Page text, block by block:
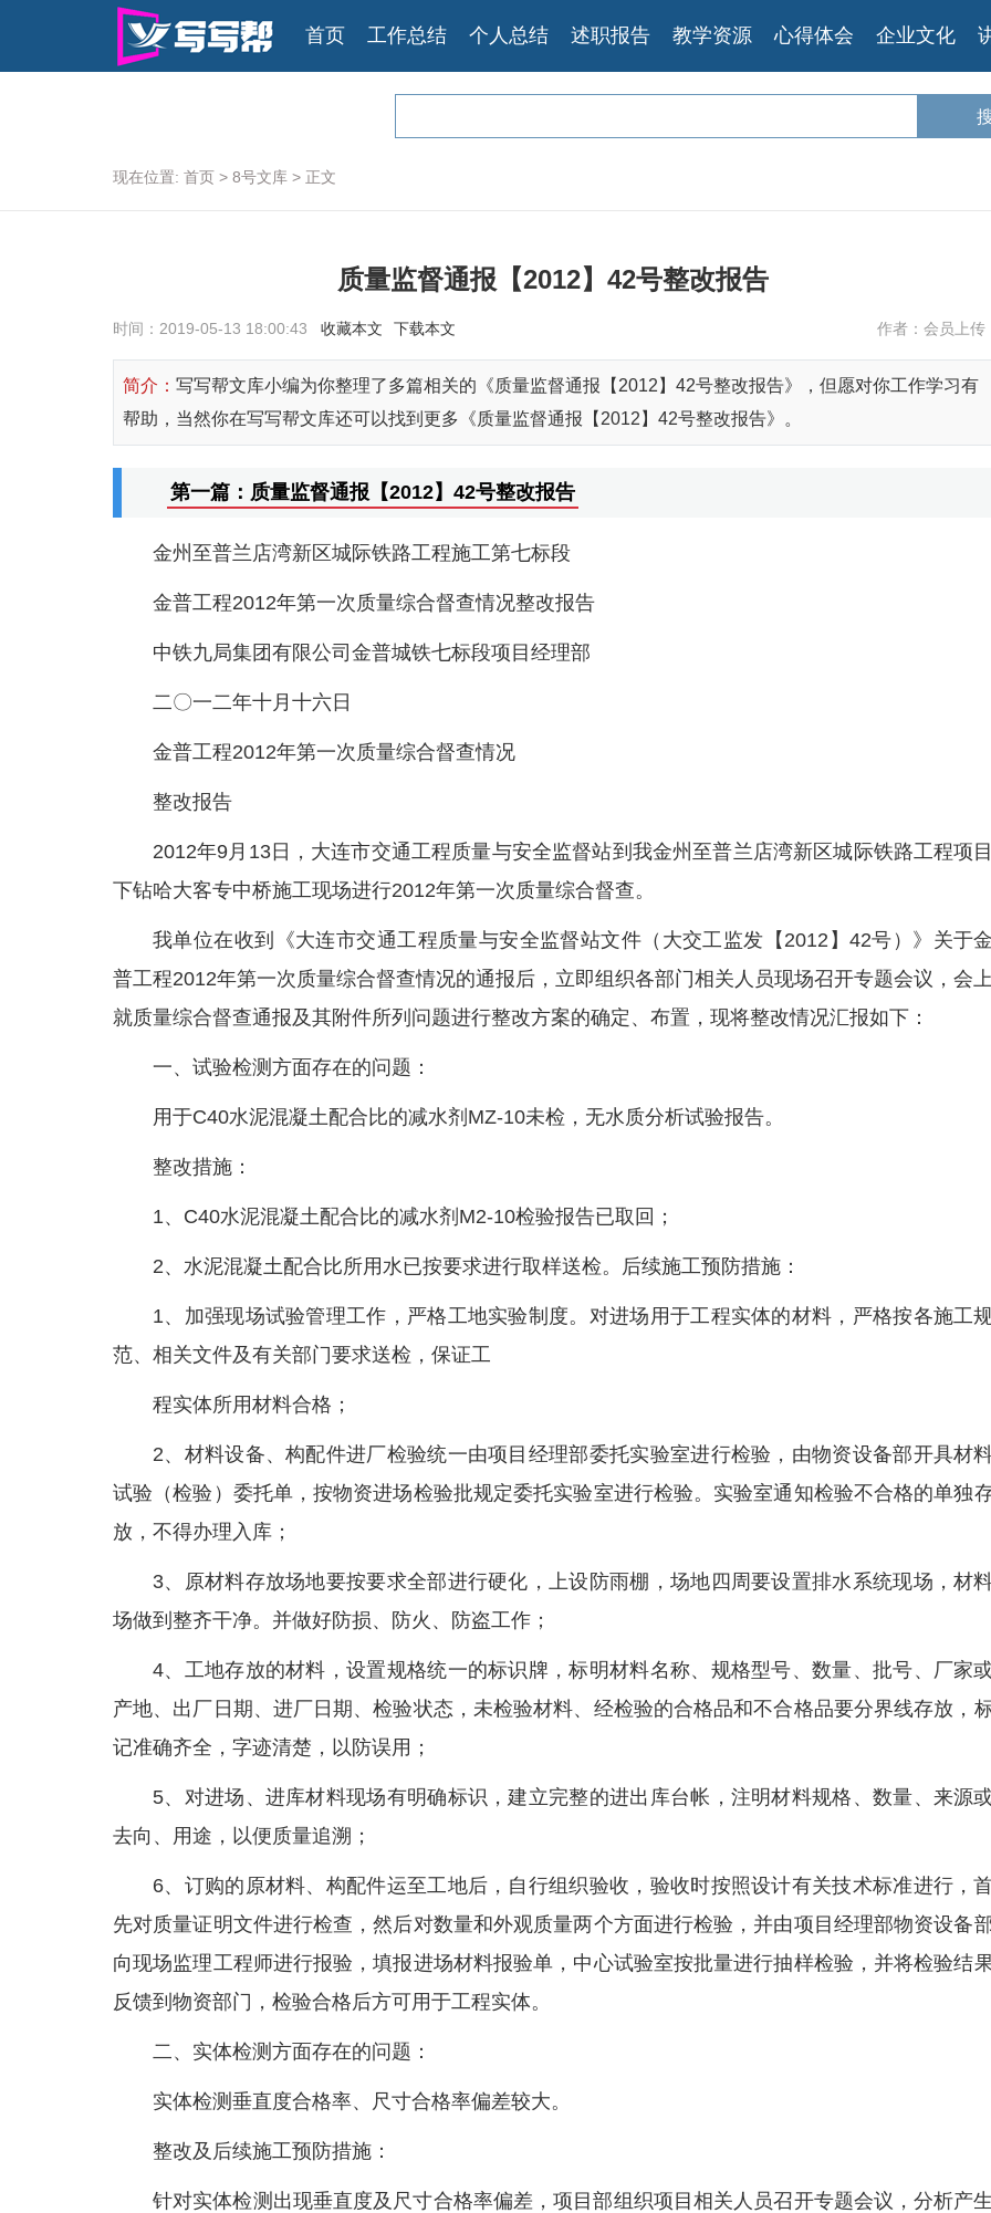
首页 工作总结 个人总结 述职报告 教学资源 心得体会 企业文化
现在位置: 首页 > 8号文库 > 正文
质量监督通报【2012】42号整改报告
时间：2019-05-13 18:00:43 收藏本文 下载本文 作者：会员上传
简介： 写写帮文库小编为你整理了多篇相关的《质量监督通报【2012】42号整改报告》，但愿对你工作学习有
帮助，当然你在写写帮文库还可以找到更多《质量监督通报【2012】42号整改报告》。
第一篇：质量监督通报【2012】42号整改报告
金州至普兰店湾新区城际铁路工程施工第七标段
金普工程2012年第一次质量综合督查情况整改报告
中铁九局集团有限公司金普城铁七标段项目经理部
二〇一二年十月十六日
金普工程2012年第一次质量综合督查情况
整改报告
2012年9月13日，大连市交通工程质量与安全监督站到我金州至普兰店湾新区城际铁路工程项目
下钻哈大客专中桥施工现场进行2012年第一次质量综合督查。
我单位在收到《大连市交通工程质量与安全监督站文件（大交工监发【2012】42号）》关于金
普工程2012年第一次质量综合督查情况的通报后，立即组织各部门相关人员现场召开专题会议，会上
就质量综合督查通报及其附件所列问题进行整改方案的确定、布置，现将整改情况汇报如下：
一、试验检测方面存在的问题：
用于C40水泥混凝土配合比的减水剂MZ-10未检，无水质分析试验报告。
整改措施：
1、C40水泥混凝土配合比的减水剂M2-10检验报告已取回；
2、水泥混凝土配合比所用水已按要求进行取样送检。后续施工预防措施：
1、加强现场试验管理工作，严格工地实验制度。对进场用于工程实体的材料，严格按各施工
范、相关文件及有关部门要求送检，保证工
程实体所用材料合格；
2、材料设备、构配件进厂检验统一由项目经理部委托实验室进行检验，由物资设备部开具材
试验（检验）委托单，按物资进场检验批规定委托实验室进行检验。实验室通知检验不合格的单独
放，不得办理入库；
3、原材料存放场地要按要求全部进行硬化，上设防雨棚，场地四周要设置排水系统现场，材
场做到整齐干净。并做好防损、防火、防盗工作；
4、工地存放的材料，设置规格统一的标识牌，标明材料名称、规格型号、数量、批号、厂家
产地、出厂日期、进厂日期、检验状态，未检验材料、经检验的合格品和不合格品要分界线存放，
记准确齐全，字迹清楚，以防误用；
5、对进场、进库材料现场有明确标识，建立完整的进出库台帐，注明材料规格、数量、来源
去向、用途，以便质量追溯；
6、订购的原材料、构配件运至工地后，自行组织验收，验收时按照设计有关技术标准进行，
先对质量证明文件进行检查，然后对数量和外观质量两个方面进行检验，并由项目经理部物资设备
向现场监理工程师进行报验，填报进场材料报验单，中心试验室按批量进行抽样检验，并将检验结
反馈到物资部门，检验合格后方可用于工程实体。
二、实体检测方面存在的问题：
实体检测垂直度合格率、尺寸合格率偏差较大。
整改及后续施工预防措施：
针对实体检测出现垂直度及尺寸合格率偏差，项目部组织项目相关人员召开专题会议，分析产生